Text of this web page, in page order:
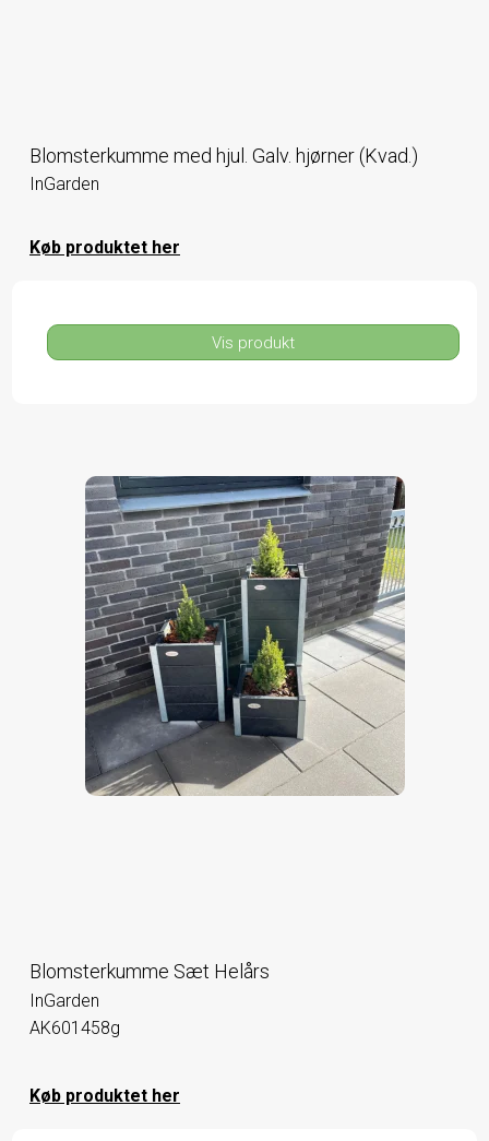
Blomsterkumme med hjul. Galv. hjørner (Kvad.)
InGarden
Køb produktet her
Vis produkt
Blomsterkumme Sæt Helårs
InGarden
AK601458g
Køb produktet her